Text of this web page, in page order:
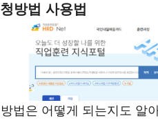
방법 사용법
법은 어떻게 되는지도 알